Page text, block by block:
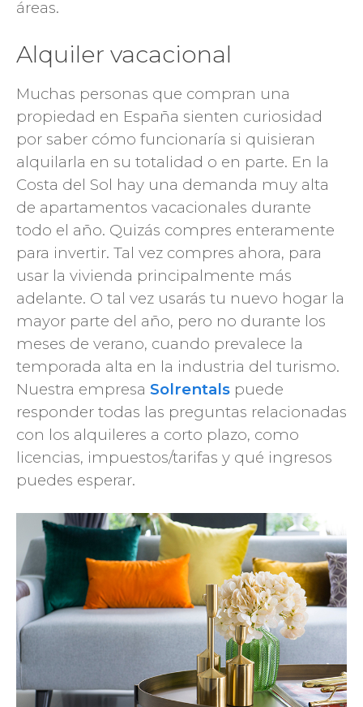
áreas.
Alquiler vacacional
Muchas personas que compran una
propiedad en España sienten curiosidad
por saber cómo funcionaría si quisieran
alquilarla en su totalidad o en parte. En la
Costa del Sol hay una demanda muy alta
de apartamentos vacacionales durante
todo el año. Quizás compres enteramente
para invertir. Tal vez compres ahora, para
usar la vivienda principalmente más
adelante. O tal vez usarás tu nuevo hogar la
mayor parte del año, pero no durante los
meses de verano, cuando prevalece la
temporada alta en la industria del turismo.
Nuestra empresa Solrentals puede
responder todas las preguntas relacionadas
con los alquileres a corto plazo, como
licencias, impuestos/tarifas y qué ingresos
puedes esperar.